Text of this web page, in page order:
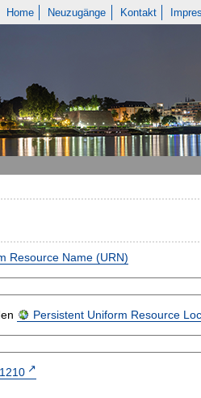
Home Neuzugänge Kontakt
Resource Name (URN)
Persistent Uniform Resource